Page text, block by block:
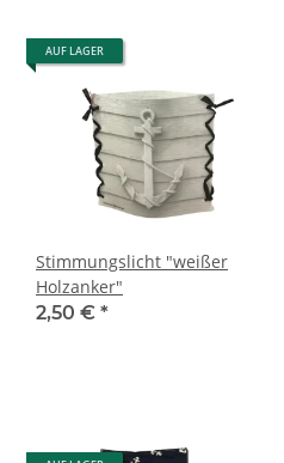
AUF LAGER
Stimmungslicht "weißer
Holzanker"
2,50 € *